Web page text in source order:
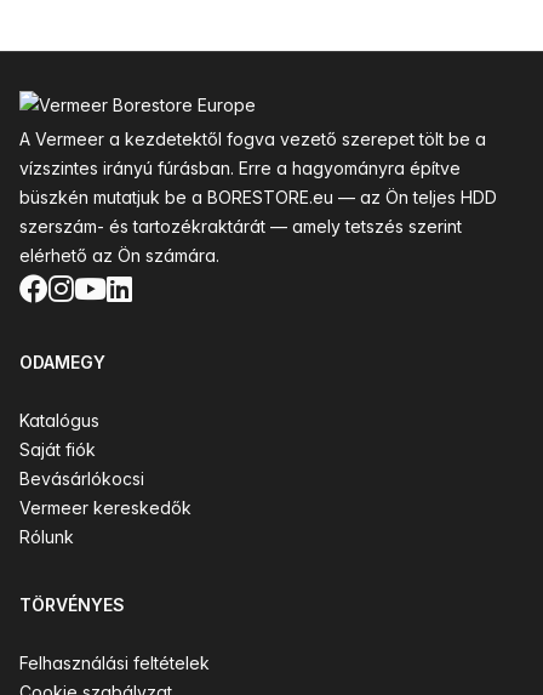
A Vermeer a kezdetektől fogva vezető szerepet tölt be a
vízszintes irányú fúrásban. Erre a hagyományra építve
büszkén mutatjuk be a BORESTORE.eu — az Ön teljes HDD
szerszám- és tartozékraktárát — amely tetszés szerint
elérhető az Ön számára.
Facebook
Instagram
YouTube
LinkedIn
ODAMEGY
Katalógus
Saját fiók
Bevásárlókocsi
Vermeer kereskedők
Rólunk
TÖRVÉNYES
Felhasználási feltételek